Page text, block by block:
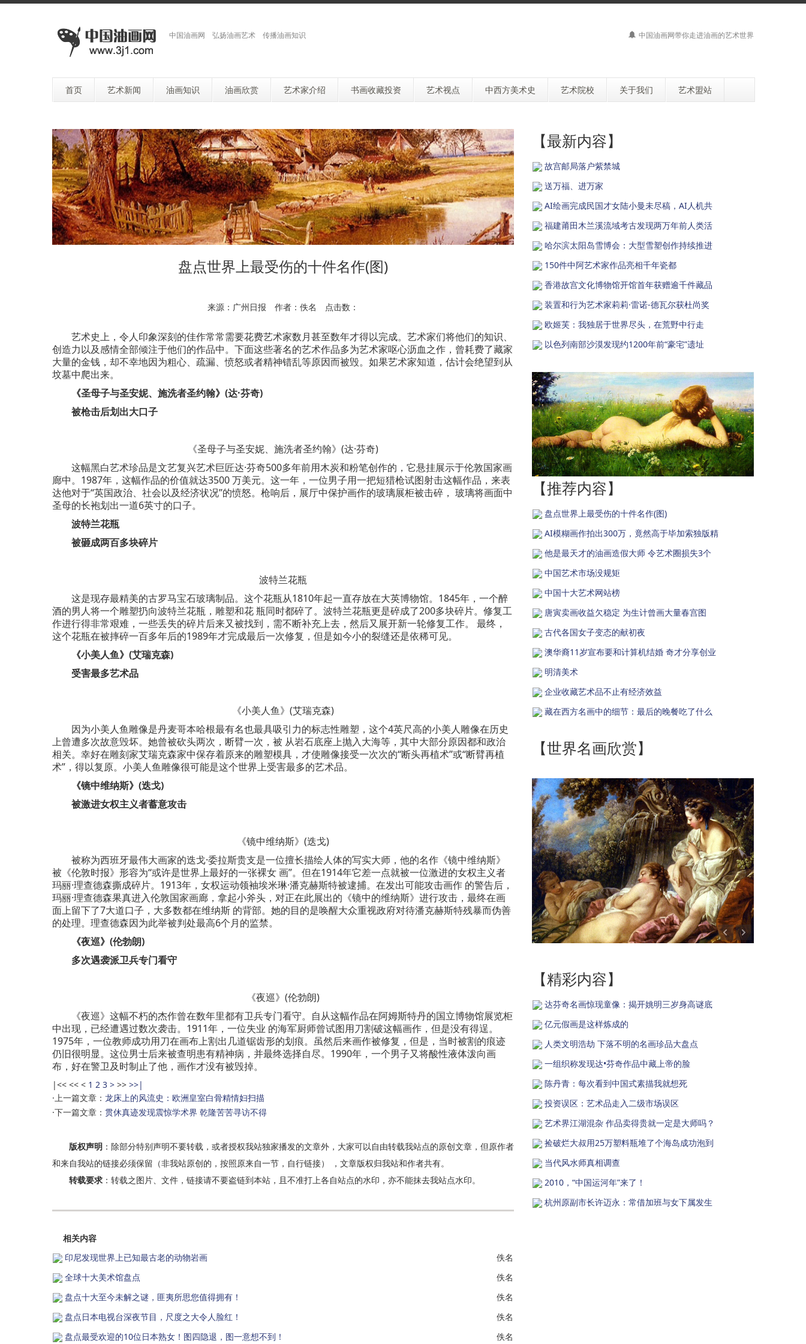
中国油画网 弘扬油画艺术 传播油画知识 中国油画网带你走进油画的艺术世界
首页 艺术新闻 油画知识 油画欣赏 艺术家介绍 书画收藏投资 艺术视点 中西方美术史 艺术院校 关于我们 艺术盟站
盘点世界上最受伤的十件名作(图)
来源：广州日报 作者：佚名 点击数：
艺术史上，令人印象深刻的佳作常常需要花费艺术家数月甚至数年才得以完成。艺术家们将他们的知识、
创造力以及感情全部倾注于他们的作品中。下面这些著名的艺术作品多为艺术家呕心沥血之作，曾耗费了藏家
大量的金钱，却不幸地因为粗心、疏漏、愤怒或者精神错乱等原因而被毁。如果艺术家知道，估计会绝望到从
坟墓中爬出来。
《圣母子与圣安妮、施洗者圣约翰》(达·芬奇)
被枪击后划出大口子
《圣母子与圣安妮、施洗者圣约翰》(达·芬奇)
这幅黑白艺术珍品是文艺复兴艺术巨匠达·芬奇500多年前用木炭和粉笔创作的，它悬挂展示于伦敦国家画
廊中。1987年，这幅作品的价值就达3500 万美元。这一年，一位男子用一把短猎枪试图射击这幅作品，来表
达他对于“英国政治、社会以及经济状况”的愤怒。枪响后，展厅中保护画作的玻璃展柜被击碎， 玻璃将画面中
圣母的长袍划出一道6英寸的口子。
波特兰花瓶
被砸成两百多块碎片
波特兰花瓶
这是现存最精美的古罗马宝石玻璃制品。这个花瓶从1810年起一直存放在大英博物馆。1845年，一个醉
酒的男人将一个雕塑扔向波特兰花瓶，雕塑和花 瓶同时都碎了。波特兰花瓶更是碎成了200多块碎片。修复工
作进行得非常艰难，一些丢失的碎片后来又被找到，需不断补充上去，然后又展开新一轮修复工作。 最终，
这个花瓶在被摔碎一百多年后的1989年才完成最后一次修复，但是如今小的裂缝还是依稀可见。
《小美人鱼》(艾瑞克森)
受害最多艺术品
《小美人鱼》(艾瑞克森)
因为小美人鱼雕像是丹麦哥本哈根最有名也最具吸引力的标志性雕塑，这个4英尺高的小美人雕像在历史
上曾遭多次故意毁坏。她曾被砍头两次，断臂一次，被 从岩石底座上抛入大海等，其中大部分原因都和政治
相关。幸好在雕刻家艾瑞克森家中保存着原来的雕塑模具，才使雕像接受一次次的“断头再植术”或“断臂再植
术”，得以复原。小美人鱼雕像很可能是这个世界上受害最多的艺术品。
《镜中维纳斯》(迭戈)
被激进女权主义者蓄意攻击
《镜中维纳斯》(迭戈)
被称为西班牙最伟大画家的迭戈·委拉斯贵支是一位擅长描绘人体的写实大师，他的名作《镜中维纳斯》
被《伦敦时报》形容为“或许是世界上最好的一张裸女 画”。但在1914年它差一点就被一位激进的女权主义者
玛丽·理查德森撕成碎片。1913年，女权运动领袖埃米琳·潘克赫斯特被逮捕。在发出可能攻击画作 的警告后，
玛丽·理查德森果真进入伦敦国家画廊，拿起小斧头，对正在此展出的《镜中的维纳斯》进行攻击，最终在画
面上留下了7大道口子，大多数都在维纳斯 的背部。她的目的是唤醒大众重视政府对待潘克赫斯特残暴而伪善
的处理。理查德森因为此举被判处最高6个月的监禁。
《夜巡》(伦勃朗)
多次遇袭派卫兵专门看守
《夜巡》(伦勃朗)
《夜巡》这幅不朽的杰作曾在数年里都有卫兵专门看守。自从这幅作品在阿姆斯特丹的国立博物馆展览柜
中出现，已经遭遇过数次袭击。1911年，一位失业 的海军厨师曾试图用刀割破这幅画作，但是没有得逞。
1975年，一位教师成功用刀在画布上割出几道锯齿形的划痕。虽然后来画作被修复，但是，当时被割的痕迹
仍旧很明显。这位男士后来被查明患有精神病，并最终选择自尽。1990年，一个男子又将酸性液体泼向画
布，好在警卫及时制止了他，画作才没有被毁掉。
|<< << < 1 2 3 > >> >>|
·上一篇文章： 龙床上的风流史：欧洲皇室白骨精情妇扫描
·下一篇文章： 贯休真迹发现震惊学术界 乾隆苦苦寻访不得
版权声明 ：除部分特别声明不要转载，或者授权我站独家播发的文章外，大家可以自由转载我站点的原创文章，但原作者
和来自我站的链接必须保留（非我站原创的，按照原来自一节，自行链接） ，文章版权归我站和作者共有。
转载要求 ：转载之图片、文件，链接请不要盗链到本站，且不准打上各自站点的水印，亦不能抹去我站点水印。
相关内容
印尼发现世界上已知最古老的动物岩画
佚名
全球十大美术馆盘点
佚名
盘点十大至今未解之谜，匪夷所思您值得拥有！
佚名
盘点日本电视台深夜节目，尺度之大令人脸红！
佚名
盘点最受欢迎的10位日本熟女！图四隐退，图一意想不到！
佚名
【最新内容】
故宫邮局落户紫禁城
送万福、进万家
AI绘画完成民国才女陆小曼未尽稿，AI人机共
福建莆田木兰溪流域考古发现两万年前人类活
哈尔滨太阳岛雪博会：大型雪塑创作持续推进
150件中阿艺术家作品亮相千年瓷都
香港故宫文化博物馆开馆首年获赠逾千件藏品
装置和行为艺术家莉莉·雷诺-德瓦尔获杜尚奖
欧姬芙：我独居于世界尽头，在荒野中行走
以色列南部沙漠发现约1200年前“豪宅”遗址
【推荐内容】
盘点世界上最受伤的十件名作(图)
AI模糊画作拍出300万，竟然高于毕加索独版精
他是最天才的油画造假大师 令艺术圈损失3个
中国艺术市场没规矩
中国十大艺术网站榜
唐寅卖画收益欠稳定 为生计曾画大量春宫图
古代各国女子变态的献初夜
澳华裔11岁宣布要和计算机结婚 奇才分享创业
明清美术
企业收藏艺术品不止有经济效益
藏在西方名画中的细节：最后的晚餐吃了什么
【世界名画欣赏】
【精彩内容】
达芬奇名画惊现童像：揭开姚明三岁身高谜底
亿元假画是这样炼成的
人类文明浩劫 下落不明的名画珍品大盘点
一组织称发现达•芬奇作品中藏上帝的脸
陈丹青：每次看到中国式素描我就想死
投资误区：艺术品走入二级市场误区
艺术界江湖混杂 作品卖得贵就一定是大师吗？
捡破烂大叔用25万塑料瓶堆了个海岛成功泡到
当代风水师真相调查
2010，“中国运河年”来了！
杭州原副市长许迈永：常借加班与女下属发生